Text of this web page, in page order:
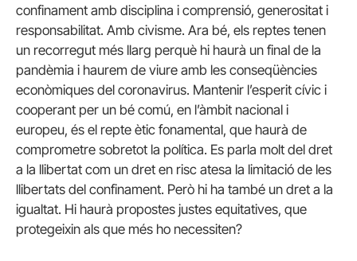
confinament amb disciplina i comprensió, generositat i
responsabilitat. Amb civisme. Ara bé, els reptes tenen
un recorregut més llarg perquè hi haurà un final de la
pandèmia i haurem de viure amb les conseqüències
econòmiques del coronavirus. Mantenir l’esperit cívic i
cooperant per un bé comú, en l’àmbit nacional i
europeu, és el repte ètic fonamental, que haurà de
comprometre sobretot la política. Es parla molt del dret
a la llibertat com un dret en risc atesa la limitació de les
llibertats del confinament. Però hi ha també un dret a la
igualtat. Hi haurà propostes justes equitatives, que
protegeixin als que més ho necessiten?